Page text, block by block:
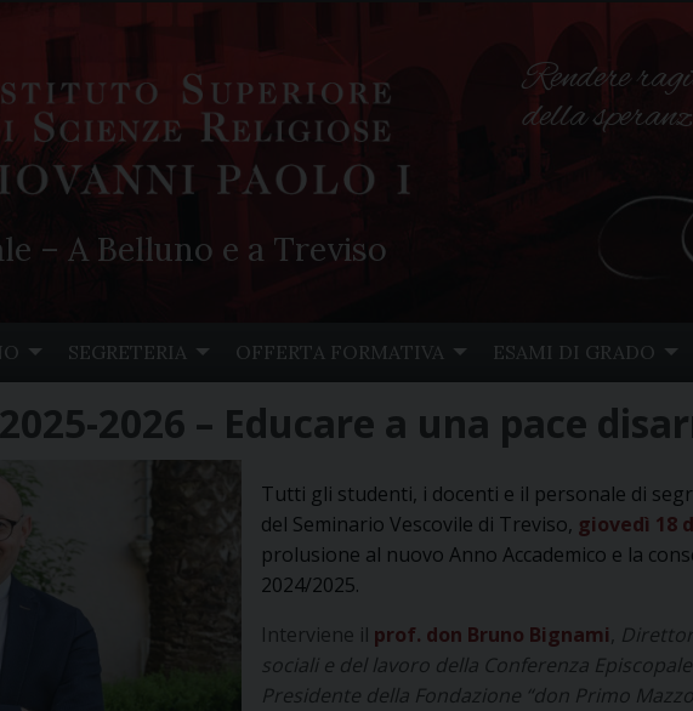
– A Belluno e a Treviso
Rendere
della
SEGRETERIA OFFERTA FORMATIVA ESAMI DI GRADO
2026 – Educare a una pace
Tutti gli studenti, i docenti e il personale di
del Seminario Vescovile di Treviso, giovedì 18
prolusione al nuovo Anno Accademico e la
2024/2025.
Interviene il prof. don Bruno Bignami,
sociali e del lavoro della Conferenza
Presidente della Fondazione “don Primo